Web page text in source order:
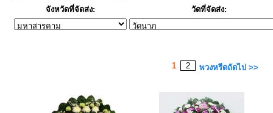
จังหวัดที่จัดส่ง: วัดที่จัดส่ง:
1 2 พวงหรีดถัดไป >>